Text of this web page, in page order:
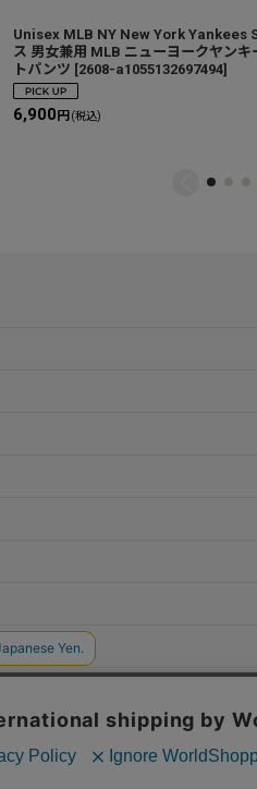
Unisex MLB NY New York Yankees
ス 男女兼用 MLB ニューヨークヤン
トパンツ [2608-a1055132697494]
6,900 円 (税込)